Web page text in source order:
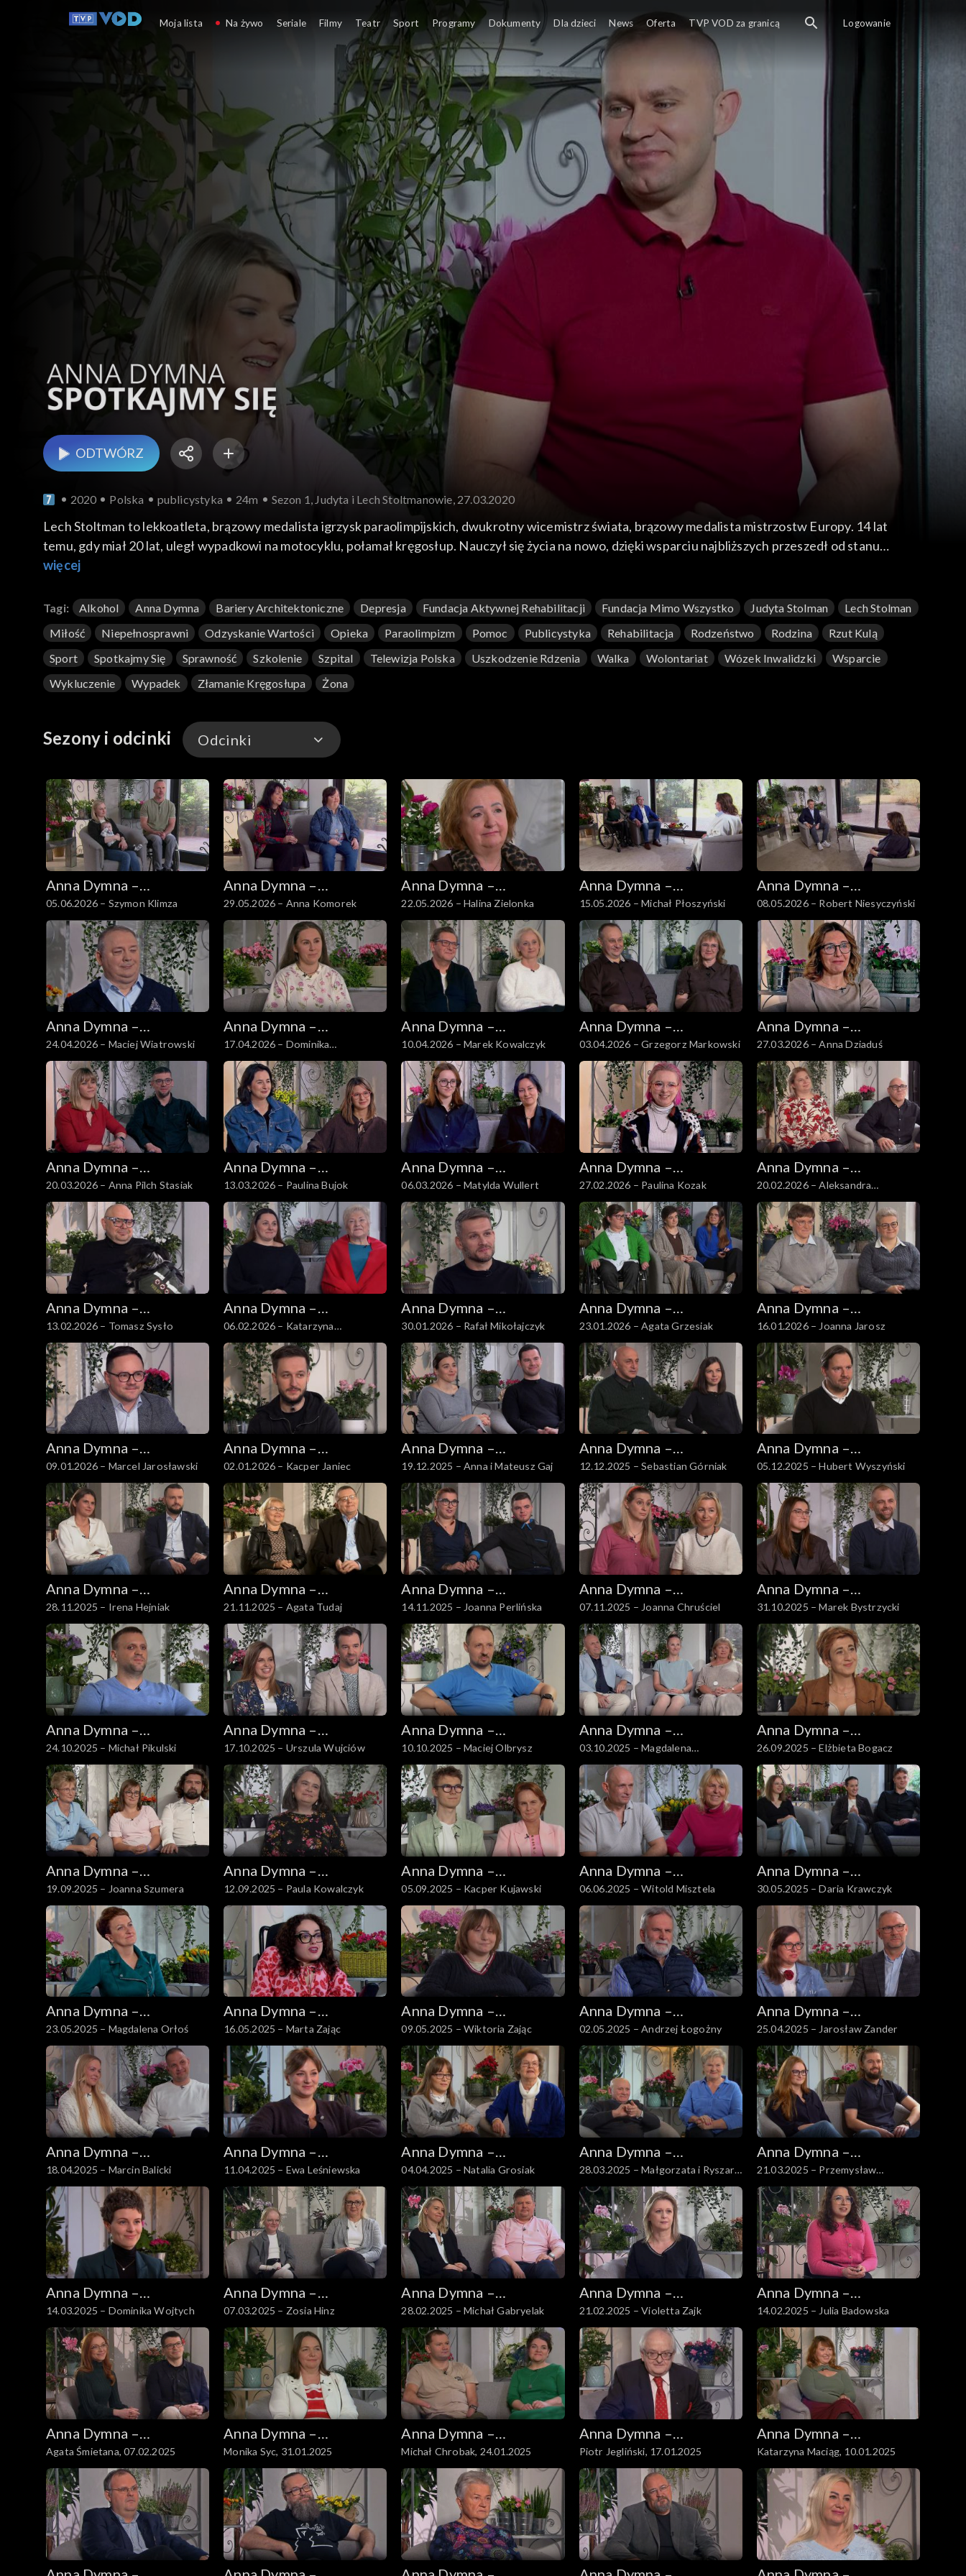
ODTWÓRZ
2020 Polska publicystyka 24m Sezon 1, Judyta i Lech Stoltmanowie, 27.03.2020
Lech Stoltman to lekkoatleta, brązowy medalista igrzysk paraolimpijskich, dwukrotny wicemistrz świata, brązowy medalista mistrzostw Europy. 14 lat
temu, gdy miał 20 lat, uległ wypadkowi na motocyklu, połamał kręgosłup. Nauczył się życia na nowo, dzięki wsparciu najbliższych przeszedł od stanu
rozpaczy powypadkowej, do życia pełnego sukcesów. W codziennym życiu wspiera go żona Judyta. Lech Stoltman cieszy się pełnią życia, ojcostwem,
więcej
Tagi: Alkohol Anna Dymna Bariery Architektoniczne Depresja Fundacja Aktywnej Rehabilitacji Fundacja Mimo Wszystko Judyta Stolman
Lech Stolman
Miłość
Niepełnosprawni Odzyskanie Wartości Opieka Paraolimpizm Pomoc Publicystyka Rehabilitacja Rodzeństwo Rodzina
Rzut Kulą
Sport
Spotkajmy Się Sprawność Szkolenie Szpital Telewizja Polska Uszkodzenie Rdzenia Walka Wolontariat Wózek Inwalidzki
Wsparcie
Wykluczenie
Wypadek Złamanie Kręgosłupa Żona
Sezony i odcinki Odcinki
Odcinki
Anna Dymna –
spotkajmy się
05.06.2026 – Szymon Klimza
Anna Dymna –
spotkajmy się
29.05.2026 – Anna Komorek
Anna Dymna –
spotkajmy się
22.05.2026 – Halina Zielonka
Anna Dymna –
spotkajmy się
15.05.2026 – Michał Płoszyński
Anna Dymna –
spotkajmy się
08.05.2026 – Robert Niesyczyński
Anna Dymna –
spotkajmy się
24.04.2026 – Maciej Wiatrowski
Anna Dymna –
spotkajmy się
17.04.2026 – Dominika
Kruczkowska
Anna Dymna –
spotkajmy się
10.04.2026 – Marek Kowalczyk
Anna Dymna –
spotkajmy się
03.04.2026 – Grzegorz Markowski
Anna Dymna –
spotkajmy się
27.03.2026 – Anna Dziaduś
Anna Dymna –
spotkajmy się
20.03.2026 – Anna Pilch Stasiak
Anna Dymna –
spotkajmy się
13.03.2026 – Paulina Bujok
Anna Dymna –
spotkajmy się
06.03.2026 – Matylda Wullert
Anna Dymna –
spotkajmy się
27.02.2026 – Paulina Kozak
Anna Dymna –
spotkajmy się
20.02.2026 – Aleksandra
Kopertyńska
Anna Dymna –
spotkajmy się
13.02.2026 – Tomasz Sysło
Anna Dymna –
spotkajmy się
06.02.2026 – Katarzyna
Kwiatowska-Świątek
Anna Dymna –
spotkajmy się
30.01.2026 – Rafał Mikołajczyk
Anna Dymna –
spotkajmy się
23.01.2026 – Agata Grzesiak
Anna Dymna –
spotkajmy się
16.01.2026 – Joanna Jarosz
Anna Dymna –
spotkajmy się
09.01.2026 – Marcel Jarosławski
Anna Dymna –
spotkajmy się
02.01.2026 – Kacper Janiec
Anna Dymna –
spotkajmy się
19.12.2025 – Anna i Mateusz Gaj
Anna Dymna –
spotkajmy się
12.12.2025 – Sebastian Górniak
Anna Dymna –
spotkajmy się
05.12.2025 – Hubert Wyszyński
Anna Dymna –
spotkajmy się
28.11.2025 – Irena Hejniak
Anna Dymna –
spotkajmy się
21.11.2025 – Agata Tudaj
Anna Dymna –
spotkajmy się
14.11.2025 – Joanna Perlińska
Anna Dymna –
spotkajmy się
07.11.2025 – Joanna Chruściel
Anna Dymna –
spotkajmy się
31.10.2025 – Marek Bystrzycki
Anna Dymna –
spotkajmy się
24.10.2025 – Michał Pikulski
Anna Dymna –
spotkajmy się
17.10.2025 – Urszula Wujciów
Anna Dymna –
spotkajmy się
10.10.2025 – Maciej Olbrysz
Anna Dymna –
spotkajmy się
03.10.2025 – Magdalena
Andruszkiewicz
Anna Dymna –
spotkajmy się
26.09.2025 – Elżbieta Bogacz
Anna Dymna –
spotkajmy się
19.09.2025 – Joanna Szumera
Anna Dymna –
spotkajmy się
12.09.2025 – Paula Kowalczyk
Anna Dymna –
spotkajmy się
05.09.2025 – Kacper Kujawski
Anna Dymna –
spotkajmy się
06.06.2025 – Witold Misztela
Anna Dymna –
spotkajmy się
30.05.2025 – Daria Krawczyk
Anna Dymna –
spotkajmy się
23.05.2025 – Magdalena Orłoś
Anna Dymna –
spotkajmy się
16.05.2025 – Marta Zając
Anna Dymna –
spotkajmy się
09.05.2025 – Wiktoria Zając
Anna Dymna –
spotkajmy się
02.05.2025 – Andrzej Łogożny
Anna Dymna –
spotkajmy się
25.04.2025 – Jarosław Zander
Anna Dymna –
spotkajmy się
18.04.2025 – Marcin Balicki
Anna Dymna –
spotkajmy się
11.04.2025 – Ewa Leśniewska
Anna Dymna –
spotkajmy się
04.04.2025 – Natalia Grosiak
Anna Dymna –
spotkajmy się
28.03.2025 – Małgorzata i Ryszard
Olejnikowie
Anna Dymna –
spotkajmy się
21.03.2025 – Przemysław
Warzecha
Anna Dymna –
spotkajmy się
14.03.2025 – Dominika Wojtych
Anna Dymna –
spotkajmy się
07.03.2025 – Zosia Hinz
Anna Dymna –
spotkajmy się
28.02.2025 – Michał Gabryelak
Anna Dymna –
spotkajmy się
21.02.2025 – Violetta Zajk
Anna Dymna –
spotkajmy się
14.02.2025 – Julia Badowska
Anna Dymna –
spotkajmy się
Agata Śmietana, 07.02.2025
Anna Dymna –
spotkajmy się
Monika Syc, 31.01.2025
Anna Dymna –
spotkajmy się
Michał Chrobak, 24.01.2025
Anna Dymna –
spotkajmy się
Piotr Jegliński, 17.01.2025
Anna Dymna –
spotkajmy się
Katarzyna Maciąg, 10.01.2025
Moja lista Na żywo Seriale Filmy Teatr Sport Programy Dokumenty Dla dzieci News Oferta TVP VOD za granicą Logowanie